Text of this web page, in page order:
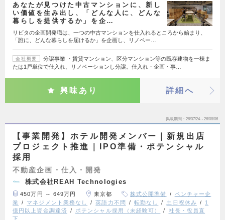
あなたが見つけた中古マンションに、新し
い価値を生み出し、「どんな人に、どんな
暮らしを提供するか」を企…
リビタの企画開発職は、一つの中古マンションを仕入れるところから始まり、
「誰に、どんな暮らしを届けるか」を企画し、リノベー…
会社概要
分譲事業 ・賃貸マンション、区分マンション等の既存建物を一棟ま
たは1戸単位で仕入れ、リノベーションし分譲。仕入れ・企画・事…
興味あり 詳細へ
掲載期間 26/07/24～26/08/06
【事業開発】ホテル開発メンバー｜新規出店
プロジェクト推進｜IPO準備・ポテンシャル
採用
不動産企画・仕入・開発
株式会社REAH Technologies
450万円 ～ 649万円 東京都 株式公開準備
ベンチャー企
業
マネジメント業務なし 英語力不問 転勤なし 土日祝休み
1
億円以上資金調達済
ポテンシャル採用（未経験可）
社長・役員直
下